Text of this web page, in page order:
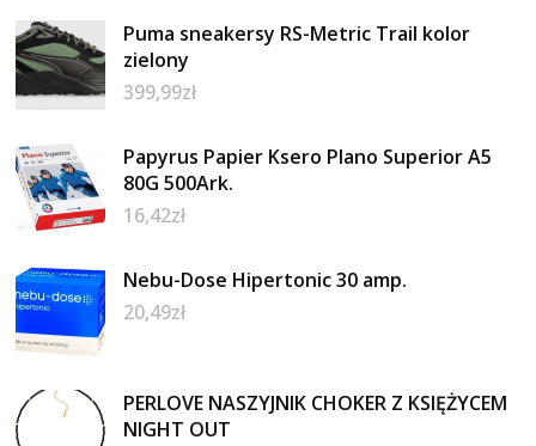
Puma sneakersy RS-Metric Trail kolor
zielony
399,99zł
Papyrus Papier Ksero Plano Superior A5
80G 500Ark.
16,42zł
Nebu-Dose Hipertonic 30 amp.
20,49zł
PERLOVE NASZYJNIK CHOKER Z KSIĘŻYCEM
NIGHT OUT